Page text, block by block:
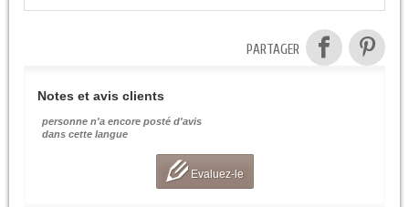
PARTAGER
Notes et avis clients
personne n'a encore posté d'avis
dans cette langue
Evaluez-le